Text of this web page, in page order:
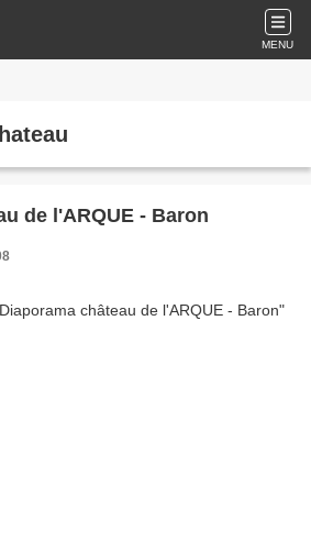
MENU
de l'ARQUE - Baron